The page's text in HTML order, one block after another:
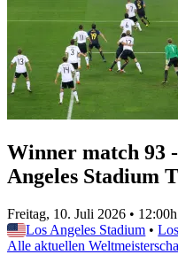
Winner match 93
Angeles Stadium
Freitag, 10. Juli 2026 • 12:00h
Los Angeles Stadium •
Alle aktuellen